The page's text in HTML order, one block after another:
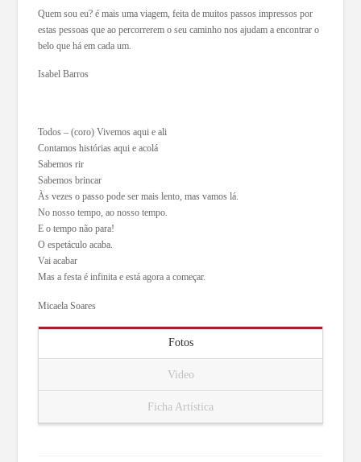
Quem sou eu? é mais uma viagem, feita de muitos passos impressos por
estas pessoas que ao percorrerem o seu caminho nos ajudam a encontrar o
belo que há em cada um.
Isabel Barros
Todos – (coro) Vivemos aqui e ali
Contamos histórias aqui e acolá
Sabemos rir
Sabemos brincar
Às vezes o passo pode ser mais lento, mas vamos lá.
No nosso tempo, ao nosso tempo.
E o tempo não para!
O espetáculo acaba.
Vai acabar
Mas a festa é infinita e está agora a começar.
Micaela Soares
Fotos
Video
Ficha Artística